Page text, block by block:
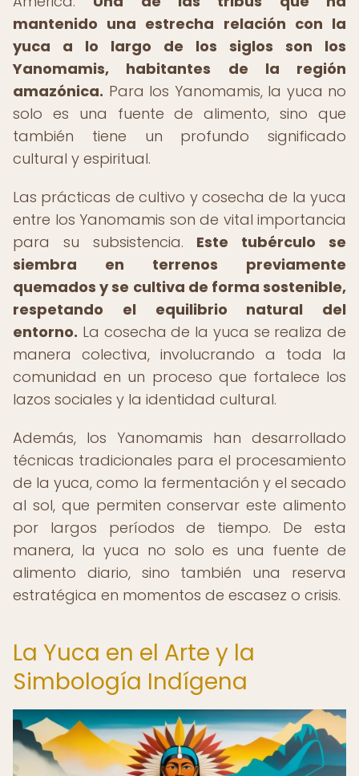
mantenido una estrecha relación con la
yuca a lo largo de los siglos son los
Yanomamis, habitantes de la región
amazónica. Para los Yanomamis, la yuca no
solo es una fuente de alimento, sino que
también tiene un profundo significado
cultural y espiritual.
Las prácticas de cultivo y cosecha de la yuca
entre los Yanomamis son de vital importancia
para su subsistencia. Este tubérculo se
siembra en terrenos previamente
quemados y se cultiva de forma sostenible,
respetando el equilibrio natural del
entorno. La cosecha de la yuca se realiza de
manera colectiva, involucrando a toda la
comunidad en un proceso que fortalece los
lazos sociales y la identidad cultural.
Además, los Yanomamis han desarrollado
técnicas tradicionales para el procesamiento
de la yuca, como la fermentación y el secado
al sol, que permiten conservar este alimento
por largos períodos de tiempo. De esta
manera, la yuca no solo es una fuente de
alimento diario, sino también una reserva
estratégica en momentos de escasez o crisis.
La Yuca en el Arte y la
Simbología Indígena